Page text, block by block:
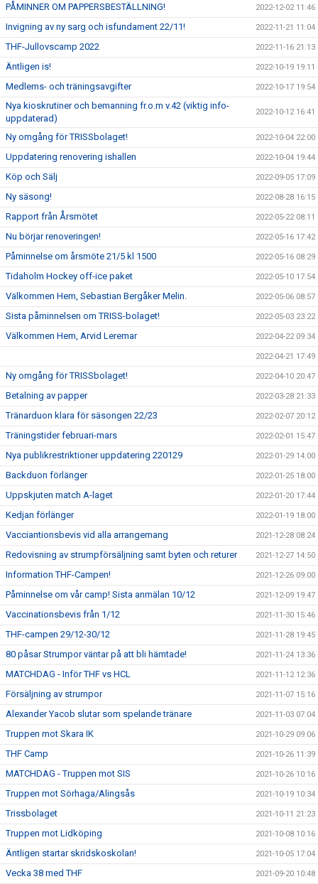
PÅMINNER OM PAPPERSBESTÄLLNING! 2022-12-02 11:46
Invigning av ny sarg och isfundament 22/11! 2022-11-21 11:04
THF-Jullovscamp 2022 2022-11-16 21:13
Äntligen is! 2022-10-19 19:11
Medlems- och träningsavgifter 2022-10-17 19:54
Nya kioskrutiner och bemanning fr.o.m v.42 (viktig info-
uppdaterad)
2022-10-12 16:41
Ny omgång för TRISSbolaget! 2022-10-04 22:00
Uppdatering renovering ishallen 2022-10-04 19:44
Köp och Sälj 2022-09-05 17:09
Ny säsong! 2022-08-28 16:15
Rapport från Årsmötet 2022-05-22 08:11
Nu börjar renoveringen! 2022-05-16 17:42
Påminnelse om årsmöte 21/5 kl 1500 2022-05-16 08:29
Tidaholm Hockey off-ice paket 2022-05-10 17:54
Välkommen Hem, Sebastian Bergåker Melin. 2022-05-06 08:57
Sista påminnelsen om TRISS-bolaget! 2022-05-03 23:22
Välkommen Hem, Arvid Leremar 2022-04-22 09:34
2022-04-21 17:49
Ny omgång för TRISSbolaget! 2022-04-10 20:47
Betalning av papper 2022-03-28 21:33
Tränarduon klara för säsongen 22/23 2022-02-07 20:12
Träningstider februari-mars 2022-02-01 15:47
Nya publikrestriktioner uppdatering 220129 2022-01-29 14:00
Backduon förlänger 2022-01-25 18:00
Uppskjuten match A-laget 2022-01-20 17:44
Kedjan förlänger 2022-01-19 18:00
Vacciantionsbevis vid alla arrangemang 2021-12-28 08:24
Redovisning av strumpförsäljning samt byten och returer 2021-12-27 14:50
Information THF-Campen! 2021-12-26 09:00
Påminnelse om vår camp! Sista anmälan 10/12 2021-12-09 19:47
Vaccinationsbevis från 1/12 2021-11-30 15:46
THF-campen 29/12-30/12 2021-11-28 19:45
80 påsar Strumpor väntar på att bli hämtade! 2021-11-24 13:36
MATCHDAG - Inför THF vs HCL 2021-11-12 12:36
Försäljning av strumpor 2021-11-07 15:16
Alexander Yacob slutar som spelande tränare 2021-11-03 07:04
Truppen mot Skara IK 2021-10-29 09:06
THF Camp 2021-10-26 11:39
MATCHDAG - Truppen mot SIS 2021-10-26 10:16
Truppen mot Sörhaga/Alingsås 2021-10-19 10:34
Trissbolaget 2021-10-11 21:23
Truppen mot Lidköping 2021-10-08 10:16
Äntligen startar skridskoskolan! 2021-10-05 17:04
Vecka 38 med THF 2021-09-20 10:48